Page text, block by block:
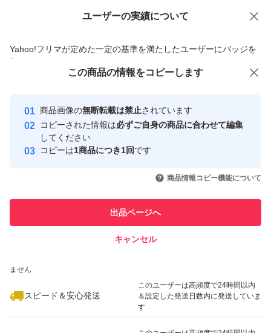
ユーザーの実績について
Yahoo!フリマが定めた一定の基準を満たしたユーザーにバッジを
付与しています
安心取引出品者
心・安全なユーザーです
取引実績
引を完了させた実績があります
での取引実績があります
ません
スピード＆安心発送
このユーザーは高頻度で24時間以内
＆設定した発送日数内に発送していま
す
価格の相談 商品への質問
この商品の情報をコピーします
商品画像の無断転載は禁止されています
コピーされた情報は必ずご自身の商品に合わせて編集
してください
コピーは1商品につき1回です
商品情報コピー機能について
出品ページへ
キャンセル
この商品をみている人にオススメ